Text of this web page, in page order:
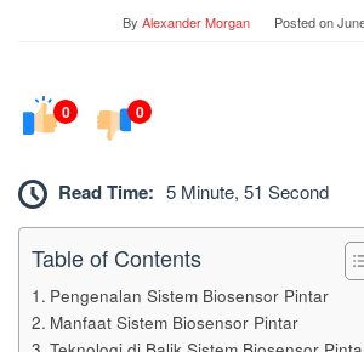
By Alexander Morgan Posted on
0 0
Read Time: 5 Minute, 51 Second
Table of Contents
Pengenalan Sistem Biosensor Pintar
Manfaat Sistem Biosensor Pintar